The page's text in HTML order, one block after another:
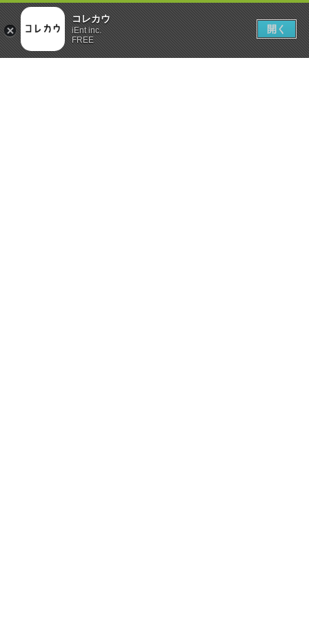
コレカウ
iEnt inc.
FREE
開く